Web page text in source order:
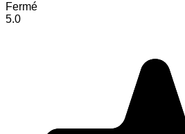
Fermé
5.0